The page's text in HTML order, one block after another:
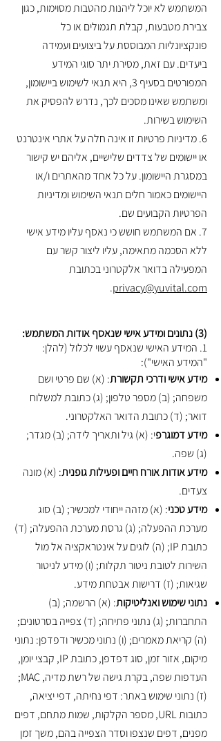
המשתמש לא יוכל ליהנות מהטבות מסוימות, כגון
צבירת מטבעות, קבלת תגמולים או כל
פונקציונליות המבוססת על ביצועים ועמידה
ביעדים. עם זאת, מסירת יתר סוגי המידע
המפורטים בסעיף 3, היא תנאי לשימוש ביישומון,
ומשתמש שאינו מסכים לכך, נדרש להפסיק את
השימוש בשירות.
6. מדיניות פרטיות זו אינה חלה על אתרי אינטרנט
או יישומים של צדדים שלישיים, אליהם יש קישור
במסגרת היישומון. על כל אחד מהאתרים ו/או
היישומים כאמור חלים תנאי השימוש ומדיניות
הפרטיות הקבועים שם.
7. אם המשתמש חושש כי נאסף עליו מידע אישי
ללא הסכמה מתאימה, עליו ליצור קשר עם
המפעילה בדואר אלקטרוני בכתובת
privacy@yuvital.com
.
(3) נתונים ומידע אישי שנאסף אודות המשתמש:
1. המידע האישי שנאסף עשוי לכלול (להלן:
"המידע האישי"):
מידע אישי ודרכי תקשורת: (א) שם פרטי ושם
משפחה; (ב) מספר טלפון; (ג) כתובת למשלוח
דואר; (ד) כתובת הדואר האלקטרוני.
מידע דמוגרפי: (א) גיל ותאריך לידה; (ב) מגדר;
(ג) שפה.
מידע אודות אורח חיים ופעילות גופנית: (א) מונה
צעדים.
מידע טכני: (א) מזהה ייחודי למכשיר; (ב) סוג
מערכת ההפעלה; (ג) גרסת מערכת ההפעלה; (ד)
כתובת IP; (ה) לוגים על אינטראקציה אל מול
השירות לטובת ניטור תקלות; (ו) מידע לניטור
שגיאות; (ז) דרישות אבטחת מידע.
נתוני שימוש ואנליטיקות: (א) הרשמה; (ב)
התחברות; (ג) נתוני פתיחה; (ד) צפייה בסרטונים;
(ה) קריאת מאמרים; (ו) נתוני מכשיר ודפדפן: נתוני
מיקום, אזור זמן, סוג דפדפן, כתובת IP, קבצי יומן,
העדפות שפה, בקרת גישה של רשת מדיה, MAC;
(ז) נתוני שימוש באתר: דפי נחיתה, דפי יציאה,
כתובות URL, מספר הקלקות, שמות מתחם, דפים
מפנים, דפים שנצפו וסדר הצפייה בהם, משך זמן